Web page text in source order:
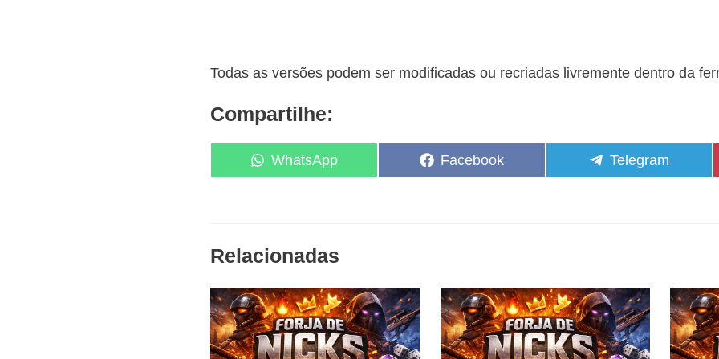
Todas as versões podem ser modificadas ou recriadas livremente dentro da
Compartilhe:
Share
on
WhatsApp
Share
on
Facebook
Share
on
Telegram
Relacionadas